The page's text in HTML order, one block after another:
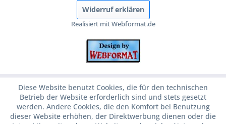
Widerruf erklären
Realisiert mit Webformat.de
Diese Website benutzt Cookies, die für den technischen
Betrieb der Website erforderlich sind und stets gesetzt
werden. Andere Cookies, die den Komfort bei Benutzung
dieser Website erhöhen, der Direktwerbung dienen oder die